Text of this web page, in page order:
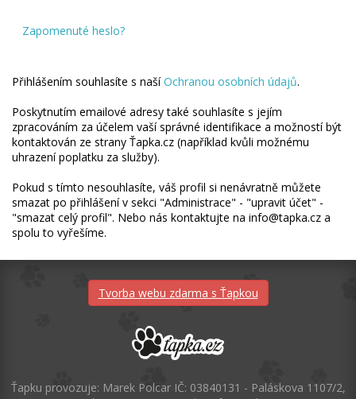
Zapomenuté heslo?
Přihlášením souhlasíte s našíOchranou osobních údajů.
Poskytnutím emailové adresy také souhlasíte s jejím
zpracováním za účelem vaší správné identifikace a možností být
kontaktován ze strany Ťapka.cz (například kvůli možnému
uhrazení poplatku za služby).
Pokud s tímto nesouhlasíte, váš profil si nenávratně můžete
smazat po přihlášení v sekci "Administrace" - "upravit účet" -
"smazat celý profil". Nebo nás kontaktujte na info@tapka.cz a
spolu to vyřešíme.
Tvorba webu zdarma s Ťapkou
Ťapku provozuje: Marek Polcar IČ: 03840131 - Paláskova 1107/2,